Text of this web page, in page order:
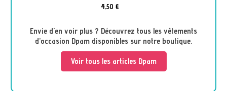
4,50 €
Envie d'en voir plus ? Découvrez tous les vêtements
d’occasion Dpam disponibles sur notre boutique.
Voir tous les articles Dpam